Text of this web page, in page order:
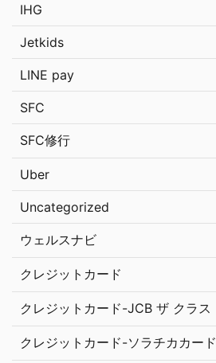
IHG
Jetkids
LINE pay
SFC
SFC修行
Uber
Uncategorized
ウェルスナビ
クレジットカード
クレジットカード-JCB ザ クラス
クレジットカード-ソラチカカード